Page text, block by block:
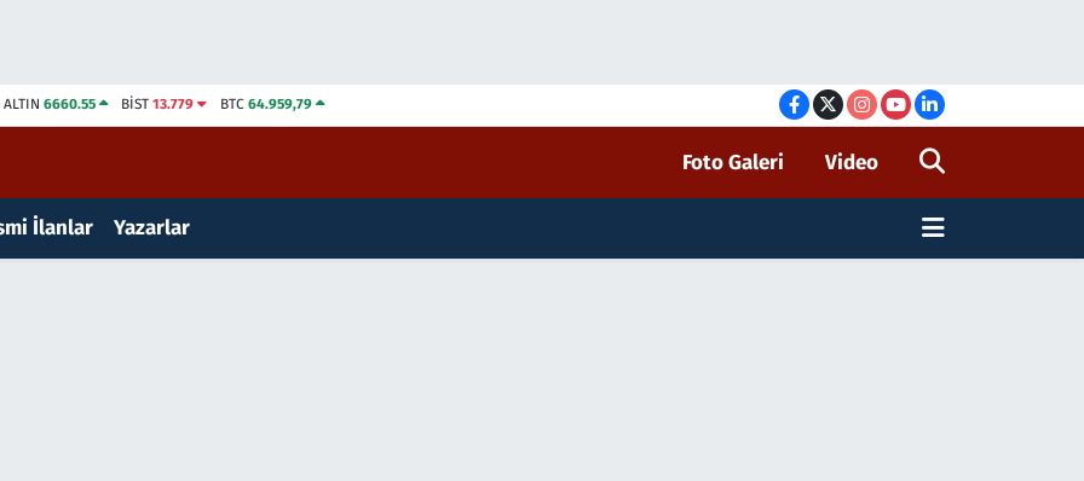
ALTIN 6660.55 BİST13.779 BTC 64.959,79
Foto Galeri Video
İlanlar Yazarlar